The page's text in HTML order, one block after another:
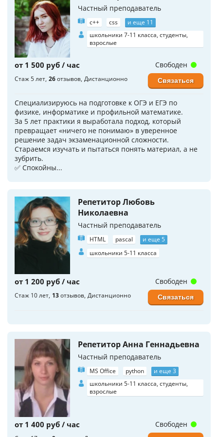
Частный преподаватель
c++ css
и еще 11
школьники 7-11 класса, студенты,
взрослые
от 1 500 руб / час
Стаж 5 лет 26отзывов Дистанционно
Специализируюсь на подготовке к ОГЭ и ЕГЭ по
физике, информатике и профильной математике.
За 5 лет практики я выработала подход, который
превращает «ничего не понимаю» в уверенное
решение задач экзаменационной сложности.
Стараемся изучать и пытаться понять материал, а не
зубрить.
✅ Спокойны...
Свободен
Связаться
Репетитор Любовь
Николаевна
Частный преподаватель
HTML pascal
и еще 5
школьники 5-11 класса
от 1 200 руб / час
Стаж 10 лет 13отзывов Дистанционно
Свободен
Связаться
Репетитор Анна Геннадьевна
Частный преподаватель
MS Office python
и еще 3
школьники 5-11 класса, студенты,
взрослые
от 1 400 руб / час Свободен